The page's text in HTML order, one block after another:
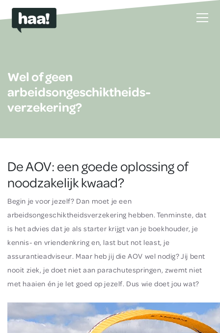
Wel of geen
arbeidsongeschiktheids-
verzekering?
De AOV: een goede oplossing of
noodzakelijk kwaad?
Begin je voor jezelf? Dan moet je een
arbeidsongeschiktheidsverzekering hebben. Tenminste, dat
is het advies dat je als starter krijgt van je boekhouder, je
kennis- en vriendenkring en, last but not least, je
assurantieadviseur. Maar heb jij die AOV wel nodig? Jij bent
nooit ziek, je doet niet aan parachutespringen, zwemt niet
met haaien én je let goed op jezelf. Dus wie doet jou wat?